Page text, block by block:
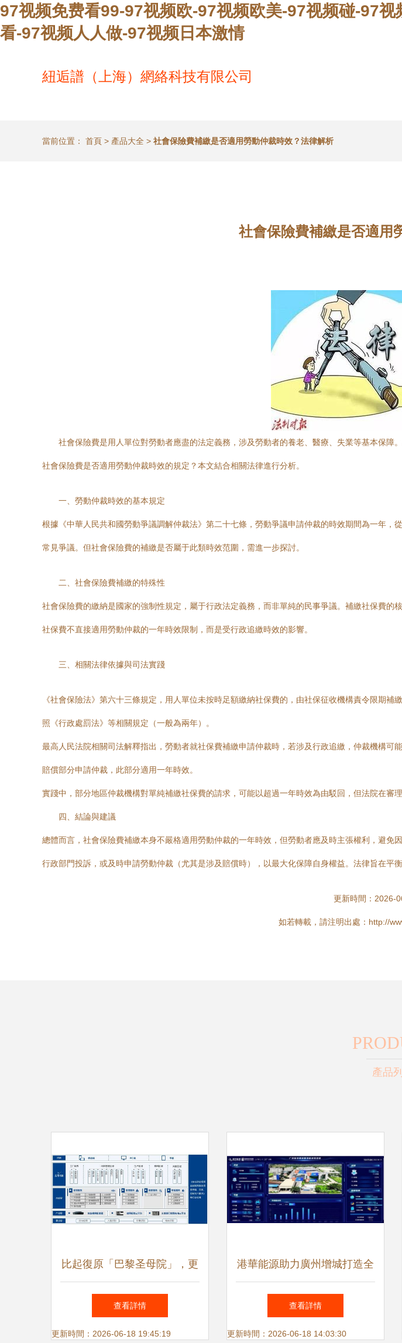
97视频免费看99-97视频欧-97视频欧美-97视频碰-97
看-97视频人人做-97视频日本激情
紐逅譜（上海）網絡科技有限公司
當前位置： 首頁 > 產品大全 > 社會保險費補繳是否適用勞動仲裁時效？法律解析
社會保險費補繳是否適用
社會保險費是用人單位對勞動者應盡的法定義務，涉及勞動者的養老、醫療、失業等基本保
社會保險費是否適用勞動仲裁時效的規定？本文結合相關法律進行分析。
一、勞動仲裁時效的基本規定
根據《中華人民共和國勞動爭議調解仲裁法》第二十七條，勞動爭議申請仲裁的時效期間為一年
常見爭議。但社會保險費的補繳是否屬于此類時效范圍，需進一步探討。
二、社會保險費補繳的特殊性
社會保險費的繳納是國家的強制性規定，屬于行政法定義務，而非單純的民事爭議。補繳社保費
社保費不直接適用勞動仲裁的一年時效限制，而是受行政追繳時效的影響。
三、相關法律依據與司法實踐
《社會保險法》第六十三條規定，用人單位未按時足額繳納社保費的，由社保征收機構責令限期
照《行政處罰法》等相關規定（一般為兩年）。
最高人民法院相關司法解釋指出，勞動者就社保費補繳申請仲裁時，若涉及行政追繳，仲裁機構
賠償部分申請仲裁，此部分適用一年時效。
實踐中，部分地區仲裁機構對單純補繳社保費的請求，可能以超過一年時效為由駁回，但法院在審
四、結論與建議
總體而言，社會保險費補繳本身不嚴格適用勞動仲裁的一年時效，但勞動者應及時主張權利，避
行政部門投訴，或及時申請勞動仲裁（尤其是涉及賠償時），以最大化保障自身權益。法律旨在平
更新時間：2026-
如若轉載，請注明出處：http://
產品
比起復原「巴黎圣母院」，更
緊急的是落地「智慧消防」安
全系統監控服務
查看詳情
更新時間：2026-06-18 19:45:19
港華能源助力廣州增城打造全
國低碳發展典范 安全系統監
控服務賦能零碳工廠新標桿
查看詳情
更新時間：2026-06-18 14:03:30